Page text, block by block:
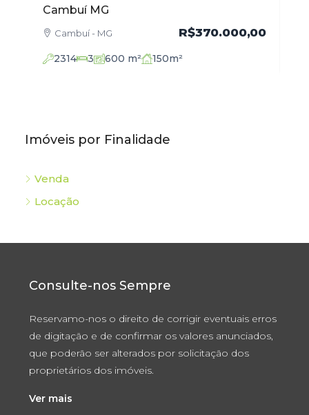
Venda em Cambuí MG
Cambuí - MG R$520.000,00
2136 3 102m²
Imóveis por Finalidade
Venda
Locação
Consulte-nos Sempre
Reservamo-nos o direito de corrigir eventuais erros
de digitação e de confirmar os valores anunciados,
que poderão ser alterados por solicitação dos
proprietários dos imóveis.
Ver mais